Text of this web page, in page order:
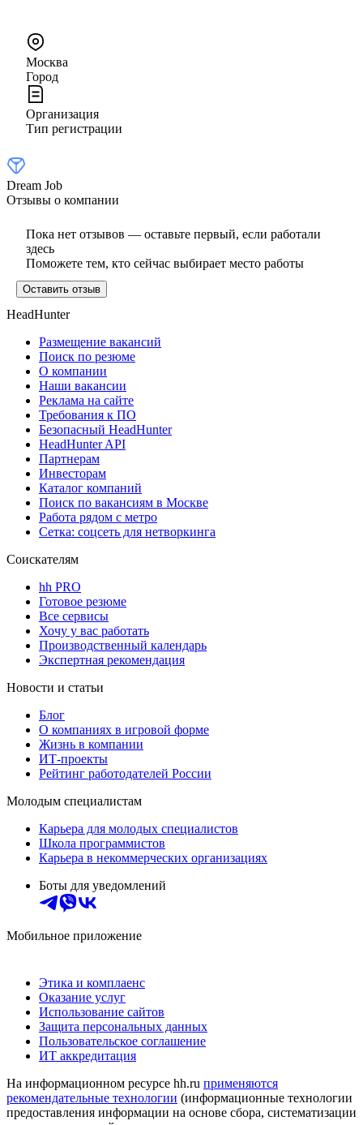
Москва
Город
Организация
Тип регистрации
Dream Job
Отзывы о компании
Пока нет отзывов — оставьте первый, если работали
здесь
Поможете тем, кто сейчас выбирает место работы
Оставить отзыв
HeadHunter
Размещение вакансий
Поиск по резюме
О компании
Наши вакансии
Реклама на сайте
Требования к ПО
Безопасный HeadHunter
HeadHunter API
Партнерам
Инвесторам
Каталог компаний
Поиск по вакансиям в Москве
Работа рядом с метро
Сетка: соцсеть для нетворкинга
Соискателям
hh PRO
Готовое резюме
Все сервисы
Хочу у вас работать
Производственный календарь
Экспертная рекомендация
Новости и статьи
Блог
О компаниях в игровой форме
Жизнь в компании
ИТ-проекты
Рейтинг работодателей России
Молодым специалистам
Карьера для молодых специалистов
Школа программистов
Карьера в некоммерческих организациях
Боты для уведомлений
Мобильное приложение
Этика и комплаенс
Оказание услуг
Использование сайтов
Защита персональных данных
Пользовательское соглашение
ИТ аккредитация
На информационном ресурсе hh.ru применяются
рекомендательные технологии (информационные технологии
предоставления информации на основе сбора, систематизации